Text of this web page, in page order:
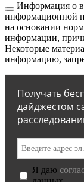
Информация о
информационной
на основании
информации,
Некоторые
информацию,
Получать
дайджестом
Я даю